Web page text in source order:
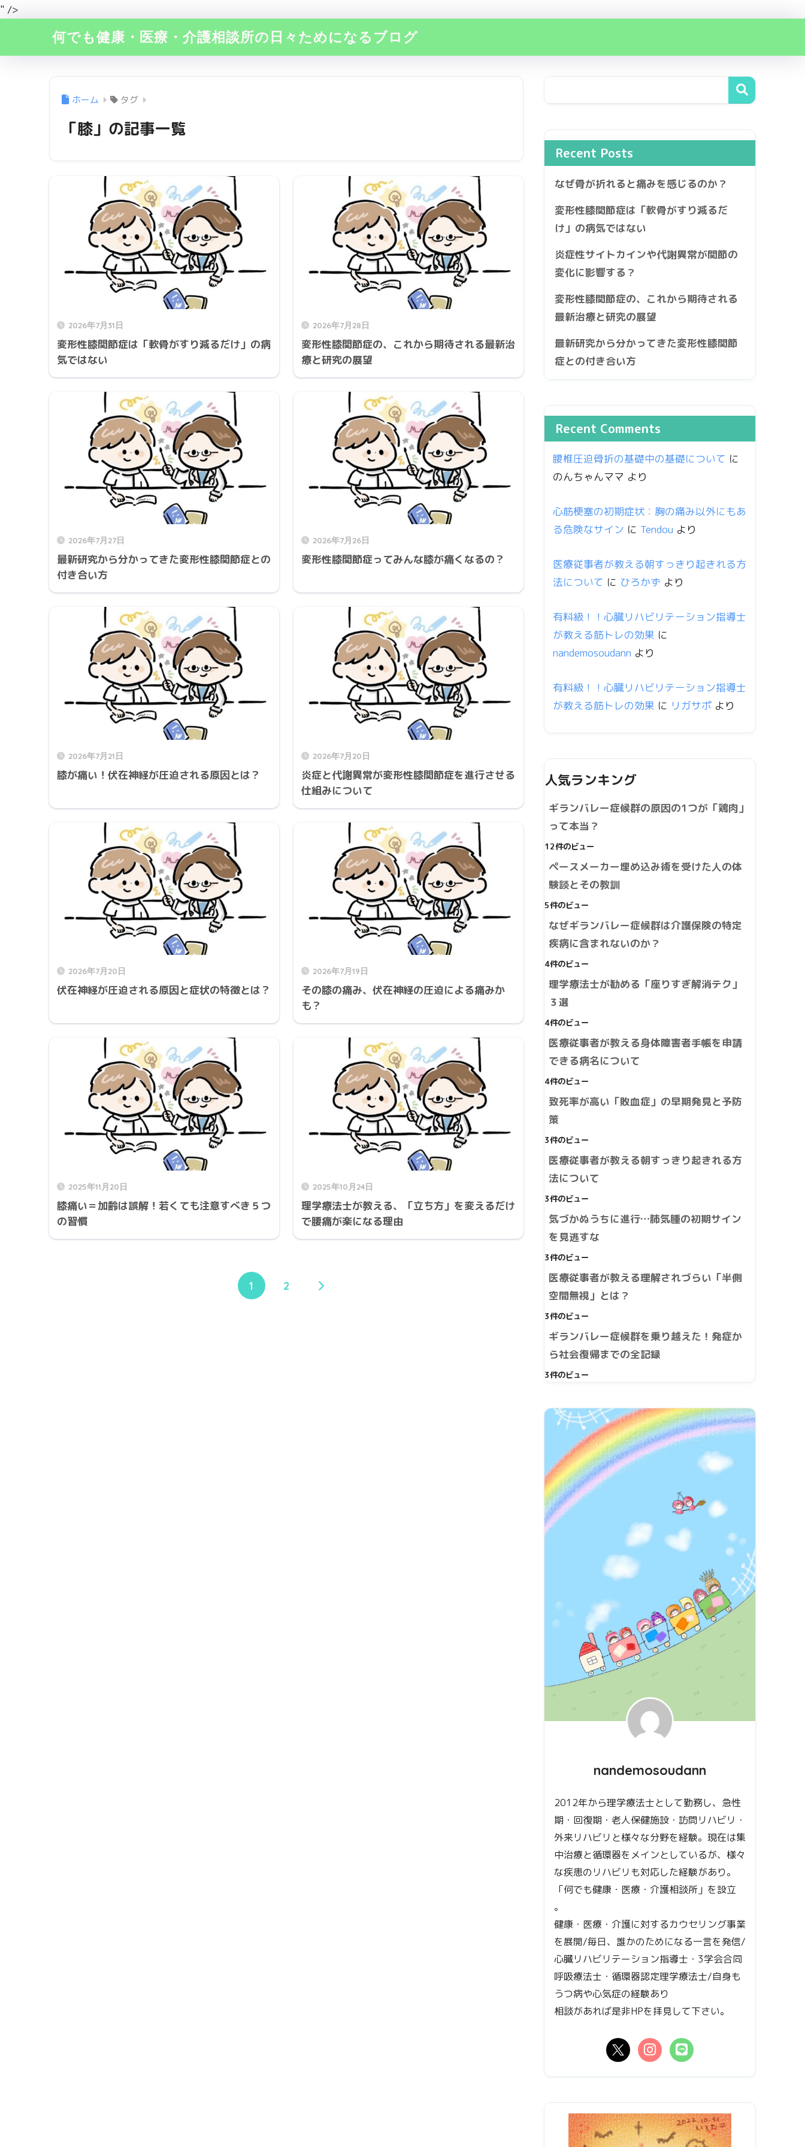
" />
何でも健康・医療・介護相談所の日々ためになるブログ
ホーム タグ
「膝」の記事一覧
2026年7月31日
変形性膝関節症は「軟骨がすり減るだけ」の病
気ではない
2026年7月28日
変形性膝関節症の、これから期待される最新治
療と研究の展望
2026年7月27日
最新研究から分かってきた変形性膝関節症との
付き合い方
2026年7月26日
変形性膝関節症ってみんな膝が痛くなるの？
2026年7月21日
膝が痛い！伏在神経が圧迫される原因とは？
2026年7月20日
炎症と代謝異常が変形性膝関節症を進行させる
仕組みについて
2026年7月20日
伏在神経が圧迫される原因と症状の特徴とは？
2026年7月19日
その膝の痛み、伏在神経の圧迫による痛みか
も？
2025年11月20日
膝痛い＝加齢は誤解！若くても注意すべき５つ
の習慣
2025年10月24日
理学療法士が教える、「立ち方」を変えるだけ
で腰痛が楽になる理由
1 2
Recent Posts
なぜ骨が折れると痛みを感じるのか？
変形性膝関節症は「軟骨がすり減るだ
け」の病気ではない
炎症性サイトカインや代謝異常が関節の
変化に影響する？
変形性膝関節症の、これから期待される
最新治療と研究の展望
最新研究から分かってきた変形性膝関節
症との付き合い方
Recent Comments
腰椎圧迫骨折の基礎中の基礎について に
のんちゃんママ より
心筋梗塞の初期症状：胸の痛み以外にもあ
る危険なサイン に Tendou より
医療従事者が教える朝すっきり起きれる方
法について に ひろかず より
有料級！！心臓リハビリテーション指導士
が教える筋トレの効果 に
nandemosoudann より
有料級！！心臓リハビリテーション指導士
が教える筋トレの効果 に リガサポ より
人気ランキング
ギランバレー症候群の原因の1つが「鶏肉」
って本当？
12件のビュー
ペースメーカー埋め込み術を受けた人の体
験談とその教訓
5件のビュー
なぜギランバレー症候群は介護保険の特定
疾病に含まれないのか？
4件のビュー
理学療法士が勧める「座りすぎ解消テク」
３選
4件のビュー
医療従事者が教える身体障害者手帳を申請
できる病名について
4件のビュー
致死率が高い「敗血症」の早期発見と予防
策
3件のビュー
医療従事者が教える朝すっきり起きれる方
法について
3件のビュー
気づかぬうちに進行…肺気腫の初期サイン
を見逃すな
3件のビュー
医療従事者が教える理解されづらい「半側
空間無視」とは？
3件のビュー
ギランバレー症候群を乗り越えた！発症か
ら社会復帰までの全記録
3件のビュー
nandemosoudann
2012年から理学療法士として勤務し、急性
期・回復期・老人保健施設・訪問リハビリ・
外来リハビリと様々な分野を経験。現在は集
中治療と循環器をメインとしているが、様々
な疾患のリハビリも対応した経験があり。
「何でも健康・医療・介護相談所」を設立
。
健康・医療・介護に対するカウセリング事業
を展開/毎日、誰かのためになる一言を発信/
心臓リハビリテーション指導士・3学会合同
呼吸療法士・循環器認定理学療法士/自身も
うつ病や心気症の経験あり
相談があれば是非HPを拝見して下さい。